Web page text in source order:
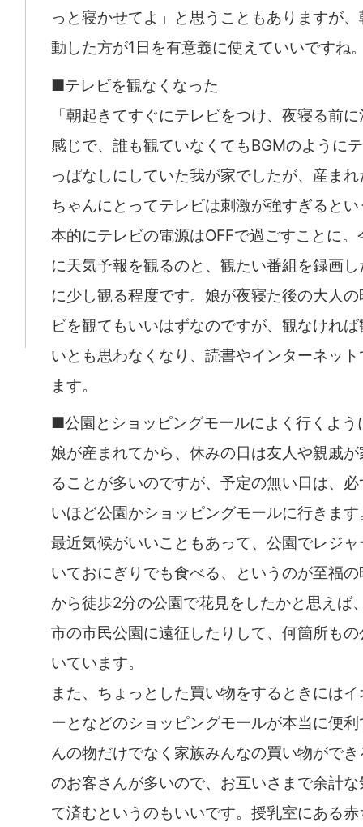
っと寝かせてよ」と思うこともありますが
動した方が1日を有意義に使えていいですね
■テレビを観なくなった
「朝起きてすぐにテレビをつけ、夜寝る前
感じで、誰も観ていなくてもBGMのように
っぱなしにしていた我が家でしたが、産ま
ちゃんにとってテレビは刺激が強すぎると
本的にテレビの電源はOFFで過ごすことに。
に天気予報を観るのと、観たい番組を録画
に少し観る程度です。娘が夜寝た後の大人
ビを観てもいいはずなのですが、観なけれ
いとも思わなくなり、読書やインターネッ
ます。
■公園とショッピングモールによく行くよう
娘が産まれてから、休みの日は友人や親戚
ることが多いのですが、予定の無い日は、
いほど公園かショッピングモールに行きます
最近気候がいいこともあって、公園でレジ
いておにぎりでも食べる、というのが至福
から徒歩2分の公園で花見をしたかと思えば
市の市民公園に遠征したりして、何箇所も
いています。
また、ちょっとした買い物をするときには
ーとなどのショッピングモールが本当に便
んの物だけでなく家族みんなの買い物がで
のお客さんが多いので、お互いさまで余計
て済むというのもいいです。授乳室にある